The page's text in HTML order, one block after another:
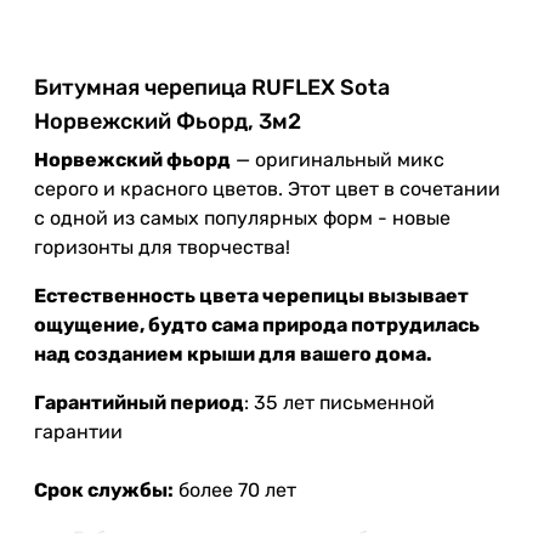
Битумная черепица RUFLEX Sota
Норвежский Фьорд, 3м2
Норвежский фьорд — оригинальный микс
серого и красного цветов. Этот цвет в сочетании
с одной из самых популярных форм - новые
горизонты для творчества!
Естественность цвета черепицы вызывает
ощущение, будто сама природа потрудилась
над созданием крыши для вашего дома.
Гарантийный период: 35 лет письменной
гарантии
Срок службы: более 70 лет
Гибкая черепица из полимер-битума,